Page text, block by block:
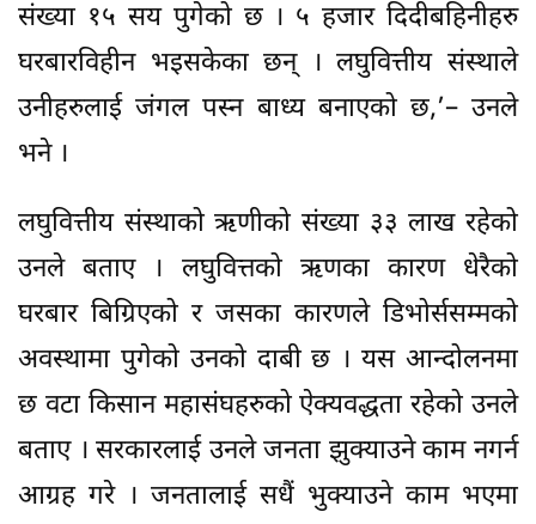
संख्या १५ सय पुगेको छ । ५ हजार दिदीबहिनीहरु
घरबारविहीन भइसकेका छन् । लघुवित्तीय संस्थाले
उनीहरुलाई जंगल पस्न बाध्य बनाएको छ,’– उनले
भने ।
लघुवित्तीय संस्थाको ऋणीको संख्या ३३ लाख रहेको
उनले बताए । लघुवित्तको ऋणका कारण धेरैको
घरबार बिग्रिएको र जसका कारणले डिभोर्ससम्मको
अवस्थामा पुगेको उनको दाबी छ । यस आन्दोलनमा
छ वटा किसान महासंघहरुको ऐक्यवद्धता रहेको उनले
बताए । सरकारलाई उनले जनता झुक्याउने काम नगर्न
आग्रह गरे । जनतालाई सधैं भुक्याउने काम भएमा